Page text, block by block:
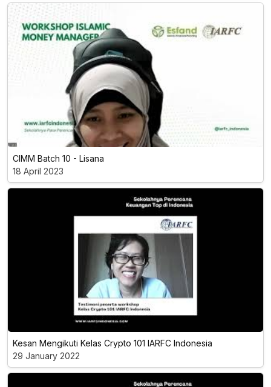
CIMM Batch 10 - Lisana
18 April 2023
Kesan Mengikuti Kelas Crypto 101 IARFC Indonesia
29 January 2022